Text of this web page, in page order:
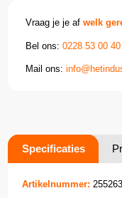
Vraag je je afwelk
Bel ons:0228 53 00 40
Mail ons:
Specificaties
Artikelnummer: 255263